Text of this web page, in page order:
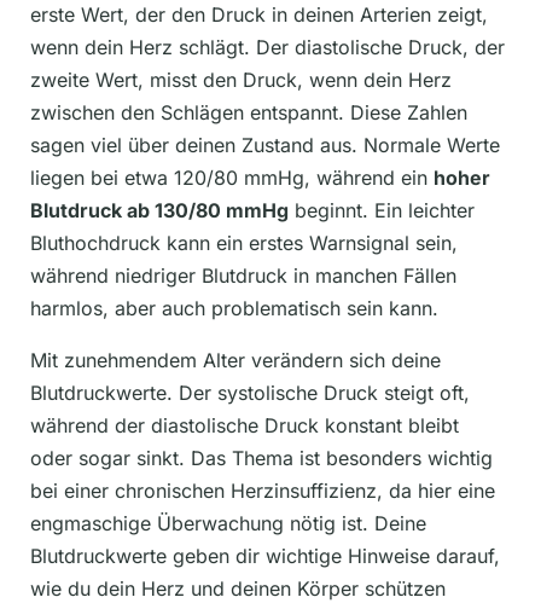
erste Wert, der den Druck in deinen Arterien zeigt,
wenn dein Herz schlägt. Der diastolische Druck, der
zweite Wert, misst den Druck, wenn dein Herz
zwischen den Schlägen entspannt. Diese Zahlen
sagen viel über deinen Zustand aus. Normale Werte
liegen bei etwa 120/80 mmHg, während ein hoher
Blutdruck ab 130/80 mmHg beginnt. Ein leichter
Bluthochdruck kann ein erstes Warnsignal sein,
während niedriger Blutdruck in manchen Fällen
harmlos, aber auch problematisch sein kann.
Mit zunehmendem Alter verändern sich deine
Blutdruckwerte. Der systolische Druck steigt oft,
während der diastolische Druck konstant bleibt
oder sogar sinkt. Das Thema ist besonders wichtig
bei einer chronischen Herzinsuffizienz, da hier eine
engmaschige Überwachung nötig ist. Deine
Blutdruckwerte geben dir wichtige Hinweise darauf,
wie du dein Herz und deinen Körper schützen